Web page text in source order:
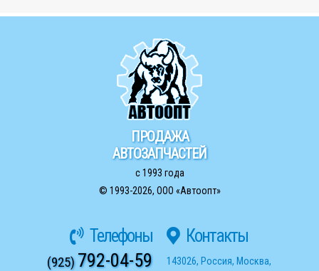
ПРОДАЖА
АВТОЗАПЧАСТЕЙ
с 1993 года
© 1993-2026, ООО «Автоопт»
Телефоны
(925)792-04-59
Контакты
143026, Россия, Москва,